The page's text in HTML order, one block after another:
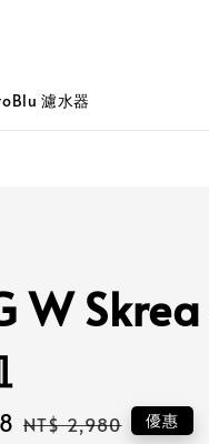
濾水器
W
Regular
NT$ 2,980 優惠